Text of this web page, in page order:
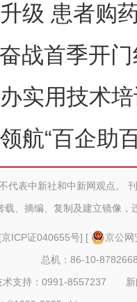
级 患者购
战首季开
实用技术
航“百企助
代表中新社和中新网观点。
载、摘编、复制及建立镜像，
京ICP证040655号] [
京公
总机：86-10-
支持：0991-8557237